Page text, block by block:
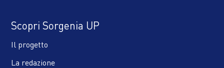
Scopri Sorgenia UP
Il progetto
La redazione